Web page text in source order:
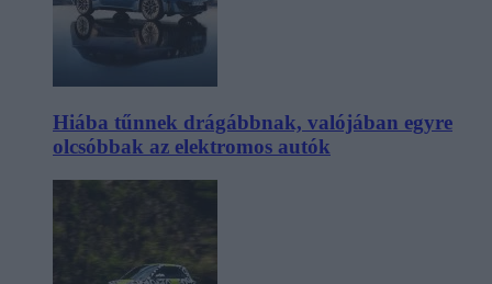
Hiába tűnnek drágábbnak, valójában egyre
olcsóbbak az elektromos autók